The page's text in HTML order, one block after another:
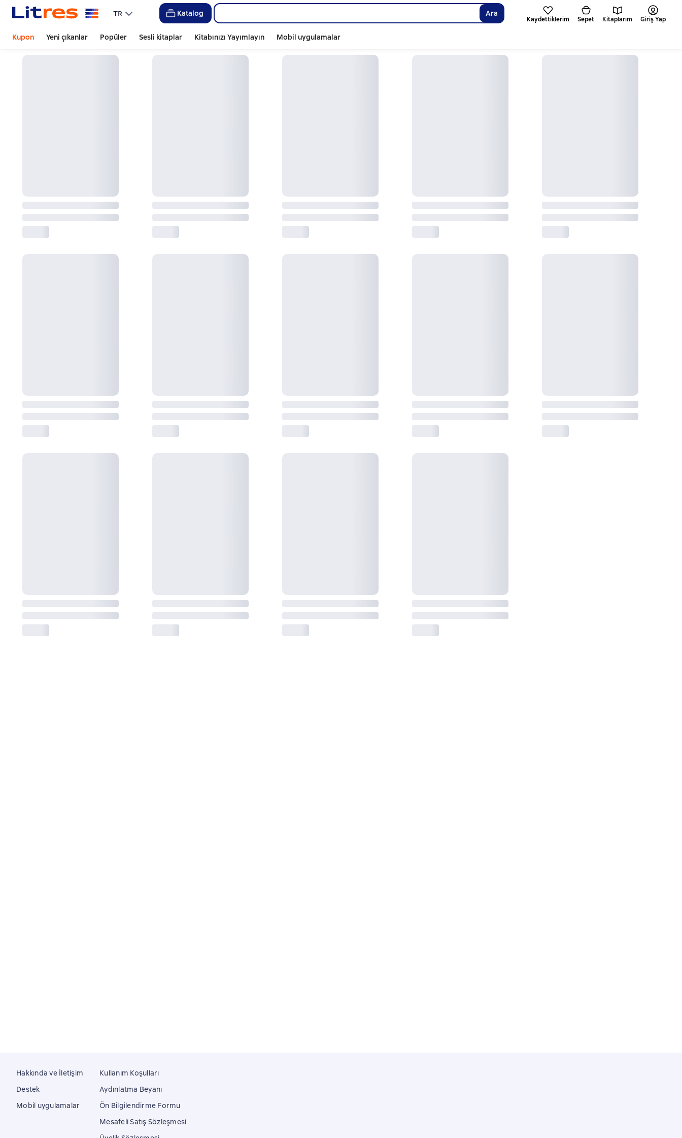
TR Katalog Ara
Kaydettiklerim Sepet Kitaplarım Giriş Yap
Kupon Yeni çıkanlar Popüler Sesli kitaplar Kitabınızı Yayımlayın Mobil uygulamalar
Hakkında ve İletişim
Destek
Mobil uygulamalar
Kullanım Koşulları
Aydınlatma Beyanı
Ön Bilgilendirme Formu
Mesafeli Satış Sözleşmesi